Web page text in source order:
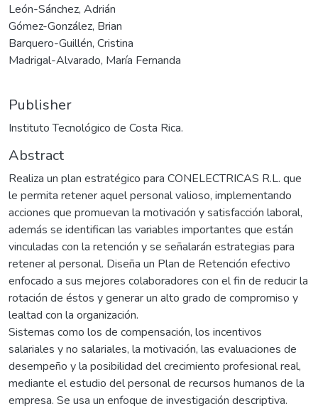
León-Sánchez, Adrián
Gómez-González, Brian
Barquero-Guillén, Cristina
Madrigal-Alvarado, María Fernanda
Publisher
Instituto Tecnológico de Costa Rica.
Abstract
Realiza un plan estratégico para CONELECTRICAS R.L. que
le permita retener aquel personal valioso, implementando
acciones que promuevan la motivación y satisfacción laboral,
además se identifican las variables importantes que están
vinculadas con la retención y se señalarán estrategias para
retener al personal. Diseña un Plan de Retención efectivo
enfocado a sus mejores colaboradores con el fin de reducir la
rotación de éstos y generar un alto grado de compromiso y
lealtad con la organización.
Sistemas como los de compensación, los incentivos
salariales y no salariales, la motivación, las evaluaciones de
desempeño y la posibilidad del crecimiento profesional real,
mediante el estudio del personal de recursos humanos de la
empresa. Se usa un enfoque de investigación descriptiva.